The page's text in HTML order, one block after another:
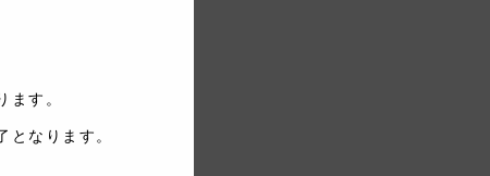
おります。
なります。